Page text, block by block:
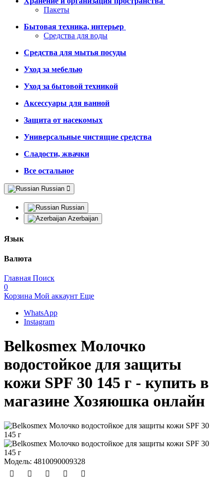
Пакеты
Бытовая техника, интерьер
Средства для воды
Средства для мытья посуды
Уход за мебелью
Уход за бытовой техникой
Аксессуары для ванной
Защита от насекомых
Универсальные чистящие средства
Сладости, жвачки
Все остальное
Russian
Russian
Azerbaijan
Язык
Валюта
Главная Поиск
0
Корзина Мой аккаунт Еще
WhatsApp
Instagram
Belkosmex Молочко
водостойкое для защиты
кожи SPF 30 145 г - купить в
магазине Хозяюшка онлайн
Модель: 4810090009328